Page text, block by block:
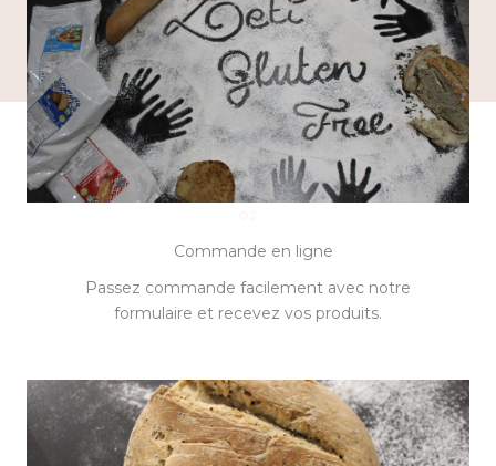
Commande en ligne
Passez commande facilement avec notre
formulaire et recevez vos produits.